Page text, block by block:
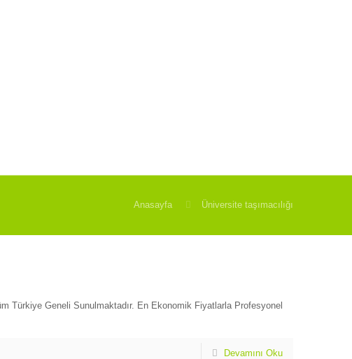
Anasayfa Üniversite taşımacılığı
Türkiye Geneli Sunulmaktadır. En Ekonomik Fiyatlarla Profesyonel
Devamını Oku